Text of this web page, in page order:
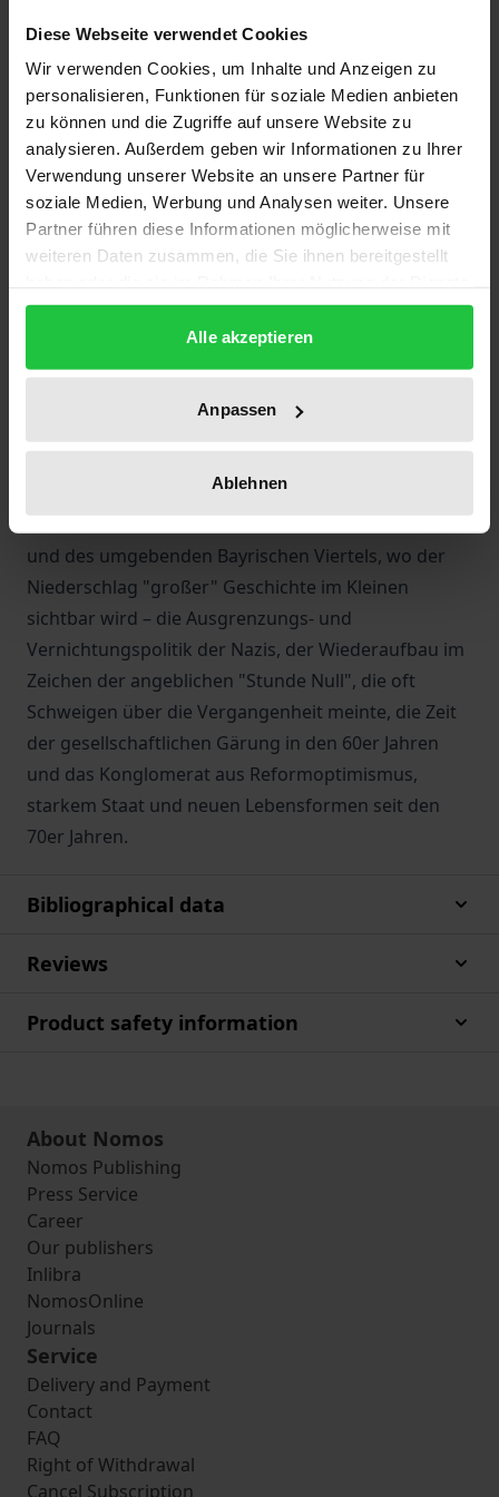
Diese Webseite verwendet Cookies
Wir verwenden Cookies, um Inhalte und Anzeigen zu
personalisieren, Funktionen für soziale Medien anbieten
zu können und die Zugriffe auf unsere Website zu
analysieren. Außerdem geben wir Informationen zu Ihrer
Verwendung unserer Website an unsere Partner für
soziale Medien, Werbung und Analysen weiter. Unsere
Partner führen diese Informationen möglicherweise mit
weiteren Daten zusammen, die Sie ihnen bereitgestellt
gesammelt haben.
Alle akzeptieren
Anpassen
Ablehnen
beherbergt, hat eine bewegte Geschichte: Hier
wurden antisemitische Pamphlete und Erlasse zur
Behandlung sowjetischer Kriegsgefangener verfaßt,
hier organisierten Otto Suhr und Paul Löbe ein
Übungsparlament für Studenten, hier wurde über
Wirtschaftsfachstudium und Zweiten Bildungsweg
gestritten und gegen die neue Fachhochschule als
"roter Kaderschmiede" polemisiert. In dem Haus
Einzelhandel und die Wehrmachts-Abteilung für das
Kriegsgefangenenwesen ansässig, in den 50er
Jahren die Deutsche Hochschule für Politik (das
spätere Otto-Suhr-Institut der FU Berlin), dann
wechselvolle Entwicklung ebenso kompetent wie
und des umgebenden Bayrischen Viertels, wo der
Niederschlag "großer" Geschichte im Kleinen
sichtbar wird – die Ausgrenzungs- und
Vernichtungspolitik der Nazis, der Wiederaufbau im
Zeichen der angeblichen "Stunde Null", die oft
Schweigen über die Vergangenheit meinte, die Zeit
der gesellschaftlichen Gärung in den 60er Jahren
und das Konglomerat aus Reformoptimismus,
starkem Staat und neuen Lebensformen seit den
70er Jahren.
Bibliographical data
Reviews
Product safety information
About Nomos
Nomos Publishing
Press Service
Career
Our publishers
Inlibra
NomosOnline
Journals
Service
Delivery and Payment
Contact
FAQ
Right of Withdrawal
Cancel Subscription